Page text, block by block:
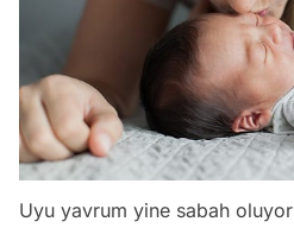
Uyu yavrum yine sabah oluyor